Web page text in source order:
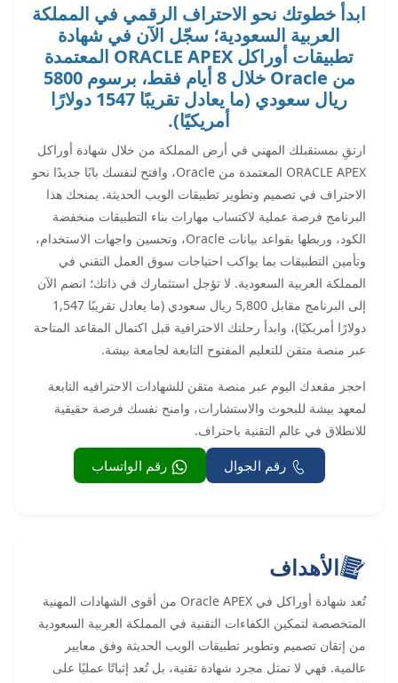
ابدأ خطوتك نحو الاحتراف الرقمي في المملكة
العربية السعودية؛ سجّل الآن في شهادة
تطبيقات أوراكل ORACLE APEX المعتمدة
من Oracle خلال 8 أيام فقط، برسوم 5800
ريال سعودي (ما يعادل تقريبًا 1547 دولارًا
أمريكيًا).
ارتقِ بمستقبلك المهني في أرض المملكة من خلال شهادة أوراكل
ORACLE APEX المعتمدة من Oracle، وافتح لنفسك بابًا جديدًا نحو
الاحتراف في تصميم وتطوير تطبيقات الويب الحديثة. يمنحك هذا
البرنامج فرصة عملية لاكتساب مهارات بناء التطبيقات منخفضة
الكود، وربطها بقواعد بيانات Oracle، وتحسين واجهات الاستخدام،
وتأمين التطبيقات بما يواكب احتياجات سوق العمل التقني في
المملكة العربية السعودية. لا تؤجل استثمارك في ذاتك؛ انضم الآن
إلى البرنامج مقابل 5,800 ريال سعودي (ما يعادل تقريبًا 1,547
دولارًا أمريكيًا)، وابدأ رحلتك الاحترافية قبل اكتمال المقاعد المتاحة
عبر منصة متقن للتعليم المفتوح التابعة لجامعة بيشة.
احجز مقعدك اليوم عبر منصة متقن للشهادات الاحترافيه التابعة
لمعهد بيشة للبحوث والاستشارات، وامنح نفسك فرصة حقيقية
للانطلاق في عالم التقنية باحتراف.
رقم الجوال رقم الواتساب
الأهداف
تُعد شهادة أوراكل في Oracle APEX من أقوى الشهادات المهنية
المتخصصة لتمكين الكفاءات التقنية في المملكة العربية السعودية
من إتقان تصميم وتطوير تطبيقات الويب الحديثة وفق معايير
عالمية. فهي لا تمثل مجرد شهادة تقنية، بل تُعد إثباتًا عمليًا على